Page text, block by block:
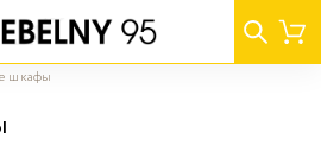
шкафы